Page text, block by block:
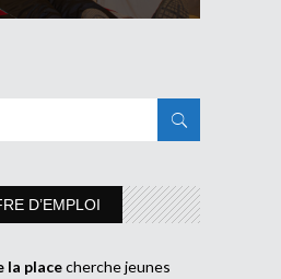
D’EMPLOI
la placecherche jeunes